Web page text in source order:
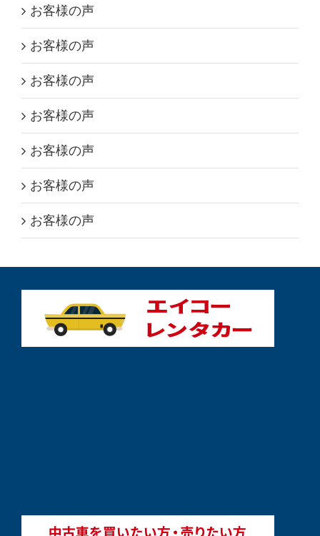
お客様の声
お客様の声
お客様の声
お客様の声
お客様の声
お客様の声
お客様の声